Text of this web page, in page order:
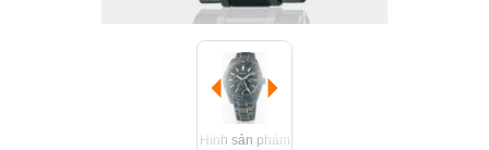
Hình sản phẩm